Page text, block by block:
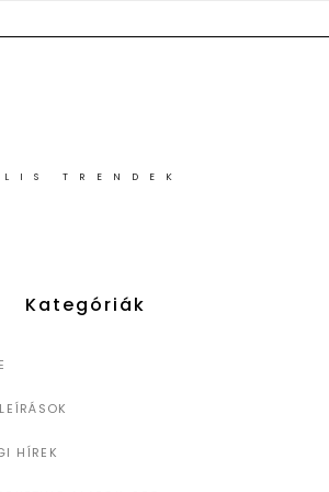
TRENDEK
Kategóriák
HÍREK